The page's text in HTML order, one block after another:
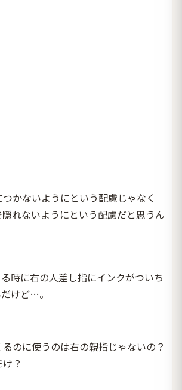
かないようにという配慮じゃなく
れないようにという配慮だと思うん
時に右の人差し指にインクがついち
けど…。
のに使うのは右の親指じゃないの？
？